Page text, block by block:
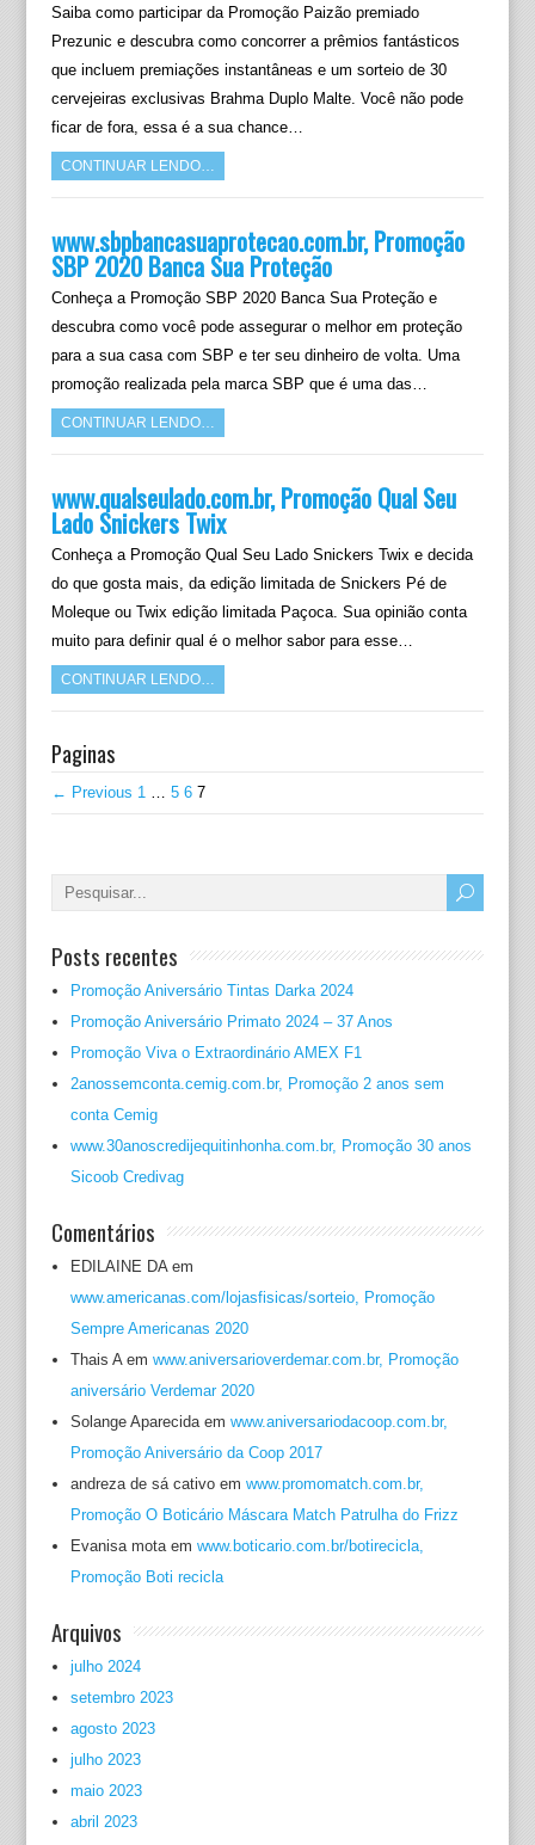
Saiba como participar da Promoção Paizão premiado
Prezunic e descubra como concorrer a prêmios fantásticos
que incluem premiações instantâneas e um sorteio de 30
cervejeiras exclusivas Brahma Duplo Malte. Você não pode
ficar de fora, essa é a sua chance…
CONTINUAR LENDO…
www.sbpbancasuaprotecao.com.br, Promoção
SBP 2020 Banca Sua Proteção
Conheça a Promoção SBP 2020 Banca Sua Proteção e
descubra como você pode assegurar o melhor em proteção
para a sua casa com SBP e ter seu dinheiro de volta. Uma
promoção realizada pela marca SBP que é uma das…
CONTINUAR LENDO…
www.qualseulado.com.br, Promoção Qual Seu
Lado Snickers Twix
Conheça a Promoção Qual Seu Lado Snickers Twix e decida
do que gosta mais, da edição limitada de Snickers Pé de
Moleque ou Twix edição limitada Paçoca. Sua opinião conta
muito para definir qual é o melhor sabor para esse…
CONTINUAR LENDO…
Paginas
← Previous 1 … 5 6 7
Posts recentes
Promoção Aniversário Tintas Darka 2024
Promoção Aniversário Primato 2024 – 37 Anos
Promoção Viva o Extraordinário AMEX F1
2anossemconta.cemig.com.br, Promoção 2 anos sem
conta Cemig
www.30anoscredijequitinhonha.com.br, Promoção 30 anos
Sicoob Credivag
Comentários
EDILAINE DAem
www.americanas.com/lojasfisicas/sorteio, Promoção
Sempre Americanas 2020
Thais Aem www.aniversarioverdemar.com.br, Promoção
aniversário Verdemar 2020
Solange Aparecidaem www.aniversariodacoop.com.br,
Promoção Aniversário da Coop 2017
andreza de sá cativoem www.promomatch.com.br,
Promoção O Boticário Máscara Match Patrulha do Frizz
Evanisa motaem www.boticario.com.br/botirecicla,
Promoção Boti recicla
Arquivos
julho 2024
setembro 2023
agosto 2023
julho 2023
maio 2023
abril 2023